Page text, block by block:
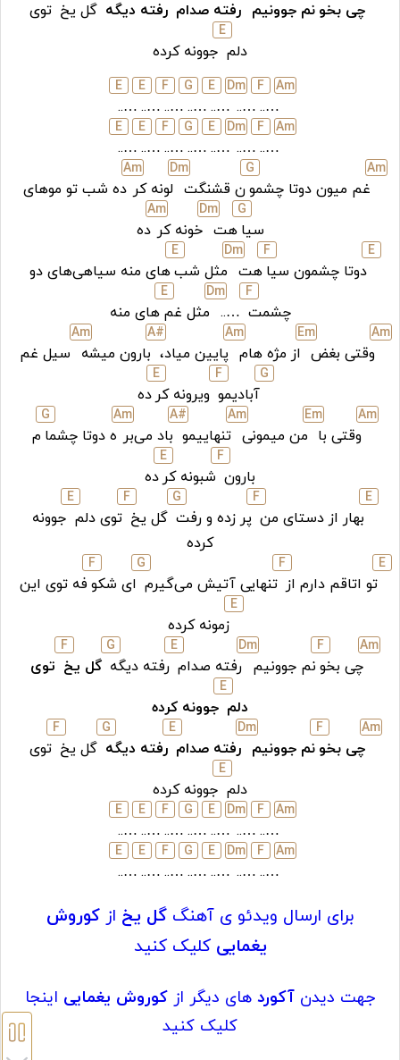
چی بخو نم جوونیم رفته صدام رفته دیگه گل یخ توی
دلم
E
جوونه کرده
Am
…..
F
…..
Dm
…..
E
…..
G
…..
F
…..
E
…..
E
Am
…..
F
…..
Dm
…..
E
…..
G
…..
F
…..
E
…..
E
Am
غم میون دوتا چشمو
G
ن قشنگت
Dm
لونه کر
Am
ده شب تو مو‌های
سیا
G
هت
Dm
خونه کر
Am
ده
E
دوتا چشمون سیا
F
هت
Dm
مثل شب‌
E
های منه سیاهی‌های دو
چشمت
F
…..
Dm
مثل غم‌
E
های منه
Am
وقتی بغض
Em
از مژه هام
Am
پایین میاد،
A#
بارون میشه
Am
سیل غم
G
آبادیمو
F
ویرونه کر
E
ده
Am
وقتی با
Em
من میمونی
Am
تنهاییمو
A#
باد می‌بر
Am
ه دوتا چشما
G
م
بارون
F
شبونه کر
E
ده
E
بهار از دستای من
F
پر زده و رفت
G
گل یخ
F
توی دلم
E
جوونه
کرده
E
تو اتاقم دارم از
F
تنهایی آتیش می‌گیرم‌
G
ای شکو
F
فه توی این
E
زمونه کرده
Am
چی بخو
F
نم جوونیم
Dm
رفته صدام
E
رفته دیگه
G
گل یخ
F
توی
دلم
E
جوونه کرده
Am
چی بخو
F
نم جوونیم
Dm
رفته صدام
E
رفته دیگه
G
گل یخ
F
توی
دلم
E
جوونه کرده
Am
…..
F
…..
Dm
…..
E
…..
G
…..
F
…..
E
…..
E
Am
…..
F
…..
Dm
…..
E
…..
G
…..
F
…..
E
…..
E
برای ارسال ویدئو ی آهنگ گل یخ از کوروش
یغمایی کلیک کنید
جهت دیدن آکورد های دیگر از کوروش یغمایی اینجا
کلیک کنید